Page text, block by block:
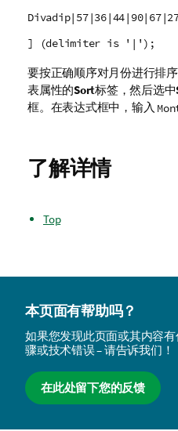
] (delimiter is '|');
要按正确顺序对月份进行排
表属性的Sort标签，然后选中
框。在表达式框中，输入
了解详情
Top
本页面有帮助吗？
如果您发现此页面或其内容
骤或技术错误 – 请告诉我们！
在此处留下您的反馈